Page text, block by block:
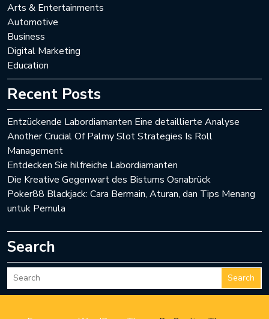
Arts & Entertainments
Automotive
Business
Digital Marketing
Education
Recent Posts
Entzückende Labordiamanten Eine detaillierte Analyse
Another Crucial Of Palmy Slot Strategies Is Roll
Management
Entdecken Sie hilfreiche Labordiamanten
Die Kreative Gegenwart des Bistums Osnabrück
Poker88 Blackjack: Cara Bermain, Aturan, dan Tips Menang
untuk Pemula
Search
Search